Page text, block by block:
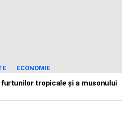
ECONOMIE
tropicale și a musonului